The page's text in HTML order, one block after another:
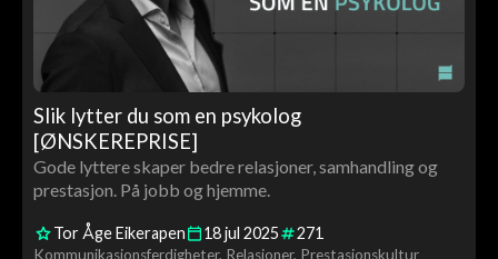
Slik lytter du som en psykolog
[ØNSKEREPRISE]
Gode lyttere skaper bedre relasjoner, samhandling og
prestasjon. På jobb og hjemme.
Tor Åge Eikerapen 18jul 2025 271
Kommunikasjonsferdigheter Relasjoner Prestasjonskultur